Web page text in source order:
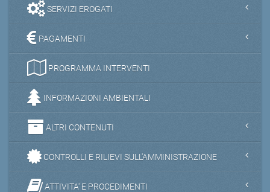
SERVIZI EROGATI
PAGAMENTI
PROGRAMMA INTERVENTI
INFORMAZIONI AMBIENTALI
ALTRI CONTENUTI
CONTROLLI E RILIEVI SULL'AMMINISTRAZIONE
ATTIVITA' E PROCEDIMENTI